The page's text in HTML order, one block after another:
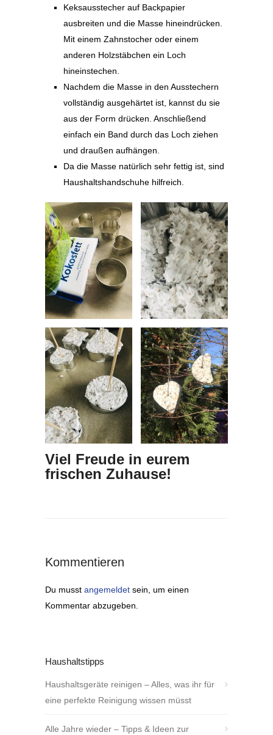
Keksausstecher auf Backpapier
ausbreiten und die Masse hineindrücken.
Mit einem Zahnstocher oder einem
anderen Holzstäbchen ein Loch
hineinstechen.
Nachdem die Masse in den Ausstechern
vollständig ausgehärtet ist, kannst du sie
aus der Form drücken. Anschließend
einfach ein Band durch das Loch ziehen
und draußen aufhängen.
Da die Masse natürlich sehr fettig ist, sind
Haushaltshandschuhe hilfreich.
Viel Freude in eurem
frischen Zuhause!
Kommentieren
Du musst angemeldet sein, um einen
Kommentar abzugeben.
Haushaltstipps
Haushaltsgeräte reinigen – Alles, was ihr für
eine perfekte Reinigung wissen müsst
Alle Jahre wieder – Tipps & Ideen zur